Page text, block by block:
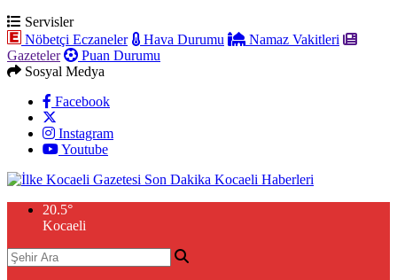
Servisler
Nöbetçi Eczaneler
Hava Durumu
Namaz Vakitleri
Gazeteler
Puan Durumu
Sosyal Medya
Facebook
Instagram
Youtube
20.5°
Kocaeli